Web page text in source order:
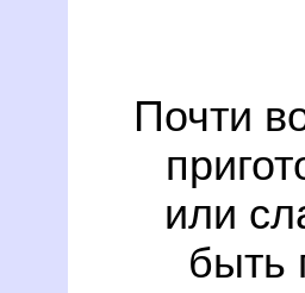
Почти
или
быть